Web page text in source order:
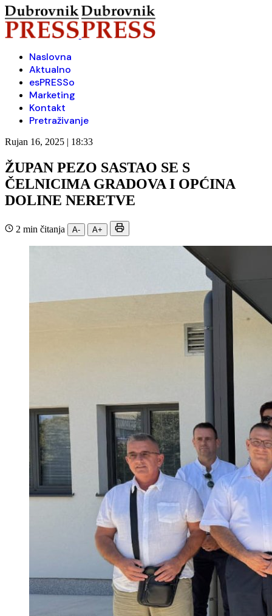
Naslovna
Aktualno
esPRESSo
Marketing
Kontakt
Pretraživanje
Rujan 16, 2025 | 18:33
ŽUPAN PEZO SASTAO SE S
ČELNICIMA GRADOVA I OPĆINA
DOLINE NERETVE
2 min čitanja A- A+